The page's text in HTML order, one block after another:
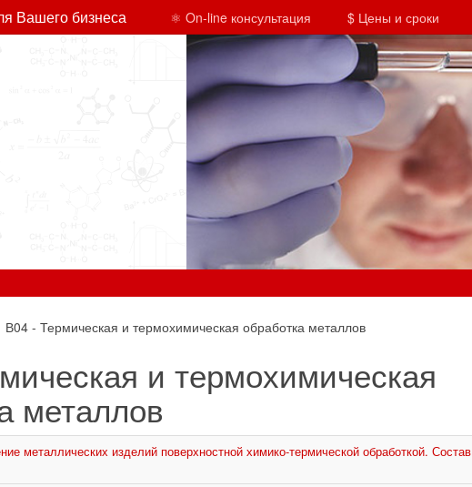
Вашего бизнеса ⚛ On-line консультация $ Цены и сроки
В04 - Термическая и термохимическая обработка металлов
и термохимическая
металлов
металлических изделий поверхностной химико-термической обработкой. Состав